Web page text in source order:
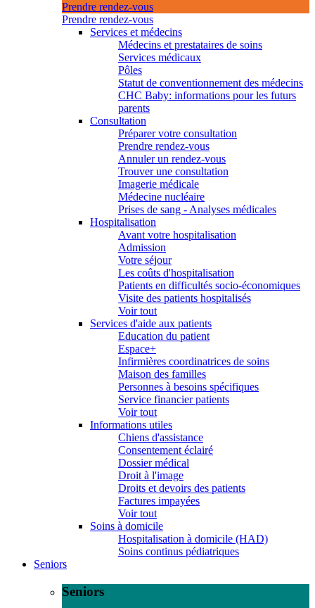
Prendre rendez-vous
Prendre rendez-vous
Services et médecins
Médecins et prestataires de soins
Services médicaux
Pôles
Statut de conventionnement des médecins
CHC Baby: informations pour les futurs
parents
Consultation
Préparer votre consultation
Prendre rendez-vous
Annuler un rendez-vous
Trouver une consultation
Imagerie médicale
Médecine nucléaire
Prises de sang - Analyses médicales
Hospitalisation
Avant votre hospitalisation
Admission
Votre séjour
Les coûts d'hospitalisation
Patients en difficultés socio-économiques
Visite des patients hospitalisés
Voir tout
Services d'aide aux patients
Education du patient
Espace+
Infirmières coordinatrices de soins
Maison des familles
Personnes à besoins spécifiques
Service financier patients
Voir tout
Informations utiles
Chiens d'assistance
Consentement éclairé
Dossier médical
Droit à l'image
Droits et devoirs des patients
Factures impayées
Voir tout
Soins à domicile
Hospitalisation à domicile (HAD)
Soins continus pédiatriques
Seniors
Seniors